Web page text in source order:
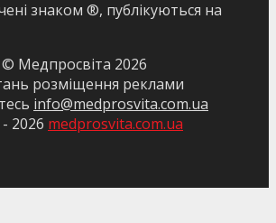
знаком ®, публікуються на
© Медпросвіта 2026
розміщення реклами
info@medprosvita.com.ua
2026 medprosvita.com.ua